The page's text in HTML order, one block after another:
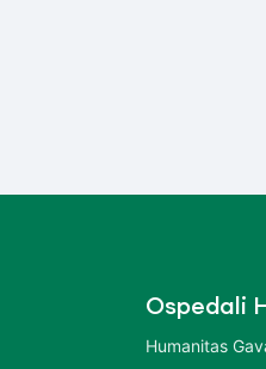
Ospedali
Humanitas